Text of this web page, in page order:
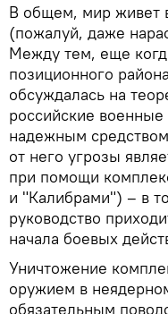
В общем, мир живет
(пожалуй, даже
Между тем, еще
позиционного
обсуждалась на
российские
надежным
от него угрозы
при помощи
и "Калибрами") – в
руководство
начала боевых
Уничтожение
оружием в
обязательным